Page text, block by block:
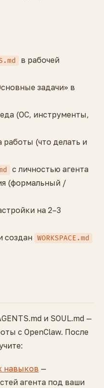
в рабочей
задачи» в
(ОС, инструменты,
(что делать и
с личностью агента
(формальный /
на 2–3
создан WORKSPACE.md
и SOUL.md —
с OpenClaw. После
навыков —
агента под ваши